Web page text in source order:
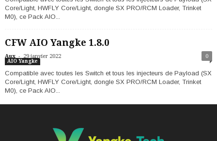
Core/Light, HWFLY Core/Light, dongle SX PRO/RCM Loader, Trinket
M0), ce Pack AIO...
CFW AIO Yangke 1.8.0
Aux - 29 janvier 2022 0
AIO Yangke
Compatible avec toutes les Switch et tous les injecteurs de Payload (SX
Core/Light, HWFLY Core/Light, dongle SX PRO/RCM Loader, Trinket
M0), ce Pack AIO...